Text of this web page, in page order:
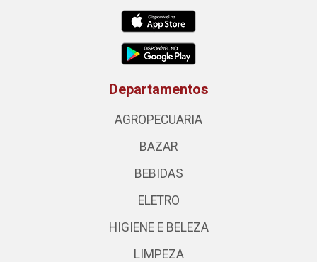
Departamentos
AGROPECUARIA
BAZAR
BEBIDAS
ELETRO
HIGIENE E BELEZA
LIMPEZA